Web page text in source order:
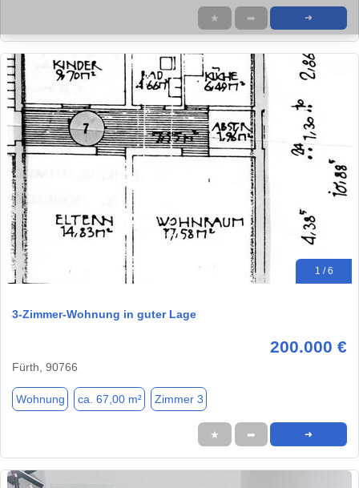
★ ➦ ➜
1 / 6
3-Zimmer-Wohnung in guter Lage
200.000 €
Fürth, 90766
Wohnung ca. 67,00 m² Zimmer 3
★ ➦ ➜